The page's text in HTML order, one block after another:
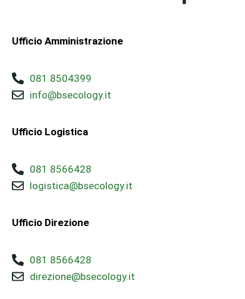
Ufficio Amministrazione
081 8504399
info@bsecology.it
Ufficio Logistica
081 8566428
logistica@bsecology.it
Ufficio Direzione
081 8566428
direzione@bsecology.it